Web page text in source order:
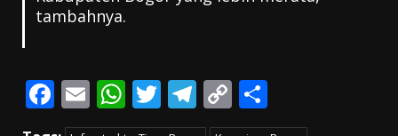
tambahnya.
F
ac
E
m
W
h
T
w
T
el
C
o h